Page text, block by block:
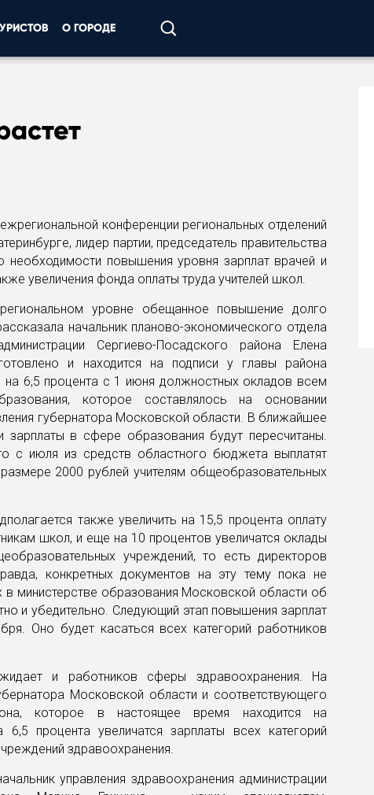
О ГОРОДЕ
конференции региональных отделений
лидер партии, председатель правительства
необходимости повышения уровня зарплат врачей и
увеличения фонда оплаты труда учителей школ.
уровне обещанное повышение долго
начальник планово-экономического отдела
Сергиево-Посадского района Елена
и находится на подписи у главы района
на 6,5 процента с 1 июня должностных окладов всем
которое составлялось на основании
губернатора Московской области. В ближайшее
зарплаты в сфере образования будут пересчитаны.
с июля из средств областного бюджета выплатят
2000 рублей учителям общеобразовательных
также увеличить на 15,5 процента оплату
школ, и еще на 10 процентов увеличатся оклады
учреждений, то есть директоров
конкретных документов на эту тему пока не
в министерстве образования Московской области об
и убедительно. Следующий этап повышения зарплат
Оно будет касаться всех категорий работников
и работников сферы здравоохранения. На
Московской области и соответствующего
которое в настоящее время находится на
процента увеличатся зарплаты всех категорий
здравоохранения.
управления здравоохранения администрации